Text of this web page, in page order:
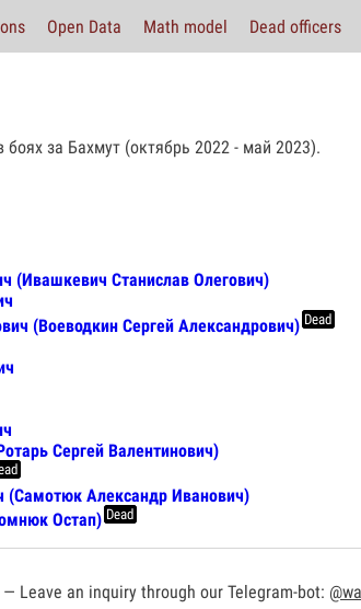
Open Data Math model Dead officers
за Бахмут (октябрь 2022 - май 2023).
(Ивашкевич Станислав Олегович)
(Воеводкин Сергей Александрович) Dead
Сергей Валентинович)
(Самотюк Александр Иванович)
Остап) Dead
Leave an inquiry through our Telegram-bot: